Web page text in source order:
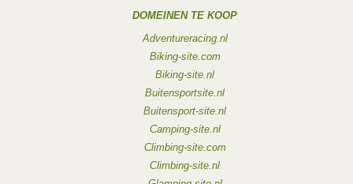
DOMEINEN TE KOOP
Adventureracing.nl
Biking-site.com
Biking-site.nl
Buitensportsite.nl
Buitensport-site.nl
Camping-site.nl
Climbing-site.com
Climbing-site.nl